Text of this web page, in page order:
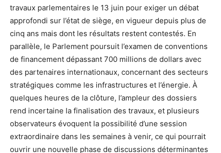
travaux parlementaires le 13 juin pour exiger un débat
approfondi sur l’état de siège, en vigueur depuis plus de
cinq ans mais dont les résultats restent contestés. En
parallèle, le Parlement poursuit l’examen de conventions
de financement dépassant 700 millions de dollars avec
des partenaires internationaux, concernant des secteurs
stratégiques comme les infrastructures et l’énergie. À
quelques heures de la clôture, l’ampleur des dossiers
rend incertaine la finalisation des travaux, et plusieurs
observateurs évoquent la possibilité d’une session
extraordinaire dans les semaines à venir, ce qui pourrait
ouvrir une nouvelle phase de discussions déterminantes